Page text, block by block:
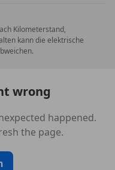
Kilometerstand,
kann die elektrische
wrong
happened.
the page.